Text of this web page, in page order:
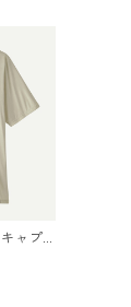
ャプ
ー・
White)